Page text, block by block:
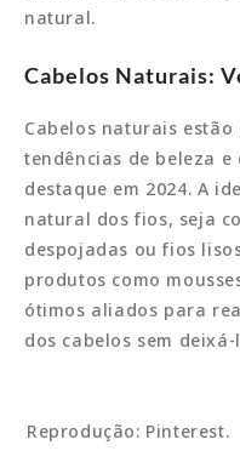
natural.
Cabelos Naturais:
Cabelos naturais
tendências de beleza
destaque em 2024. A
natural dos fios, seja
despojadas ou fios
produtos como
ótimos aliados para
dos cabelos sem
Reprodução: Pinterest.